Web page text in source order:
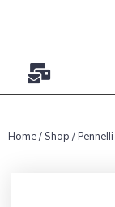
Home/ Shop / Pennelli